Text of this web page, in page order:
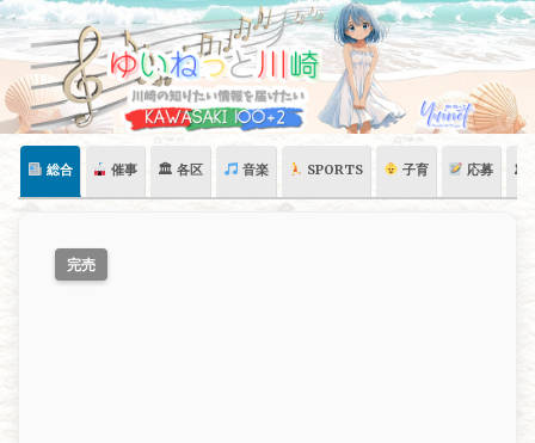
Skip
content
総合 催事 🏛 各区 音楽 SPORTS 子育 応募 🏛
完売